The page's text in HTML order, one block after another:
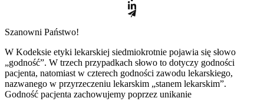
Szanowni Państwo!
W Kodeksie etyki lekarskiej siedmiokrotnie pojawia się słowo
„godność”. W trzech przypadkach słowo to dotyczy godności
pacjenta, natomiast w czterech godności zawodu lekarskiego,
nazwanego w przyrzeczeniu lekarskim „stanem lekarskim”.
Godność pacjenta zachowujemy poprzez unikanie